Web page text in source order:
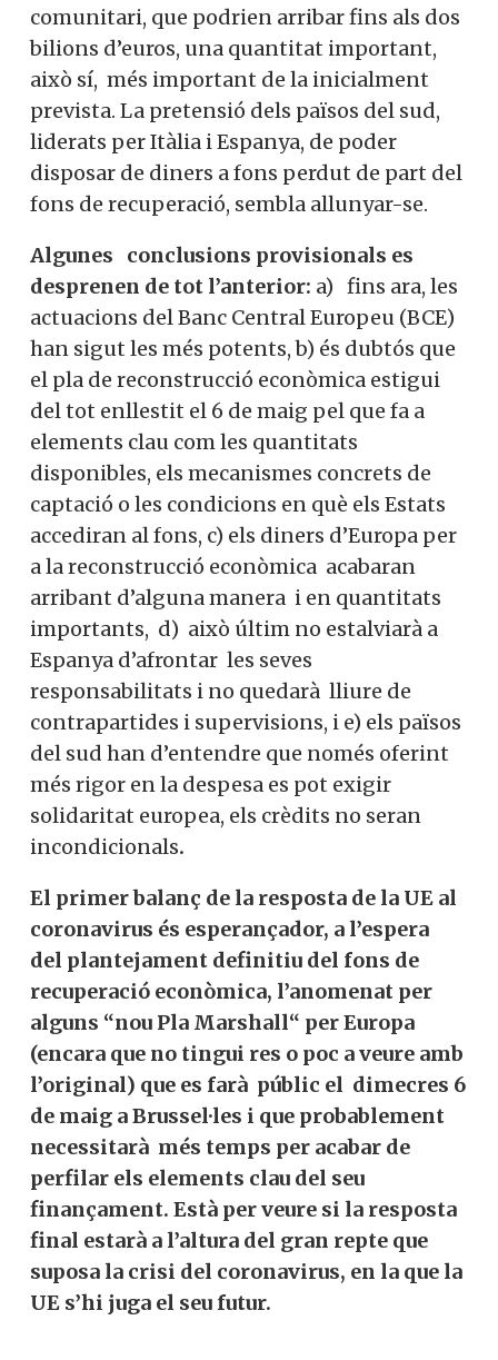
comunitari, que podrien arribar fins als dos
bilions d’euros, una quantitat important,
això sí, més important de la inicialment
prevista. La pretensió dels països del sud,
liderats per Itàlia i Espanya, de poder
disposar de diners a fons perdut de part del
fons de recuperació, sembla allunyar-se.
Algunes conclusions provisionals es
desprenen de tot l’anterior: a) fins ara, les
actuacions del Banc Central Europeu (BCE)
han sigut les més potents, b) és dubtós que
el pla de reconstrucció econòmica estigui
del tot enllestit el 6 de maig pel que fa a
elements clau com les quantitats
disponibles, els mecanismes concrets de
captació o les condicions en què els Estats
accediran al fons, c) els diners d’Europa per
a la reconstrucció econòmica acabaran
arribant d’alguna manera i en quantitats
importants, d) això últim no estalviarà a
Espanya d’afrontar les seves
responsabilitats i no quedarà lliure de
contrapartides i supervisions, i e) els països
del sud han d’entendre que només oferint
més rigor en la despesa es pot exigir
solidaritat europea, els crèdits no seran
incondicionals.
El primer balanç de la resposta de la UE al
coronavirus és esperançador, a l’espera
del plantejament definitiu del fons de
recuperació econòmica, l’anomenat per
alguns “nou Pla Marshall“ per Europa
(encara que no tingui res o poc a veure amb
l’original) que es farà públic el dimecres 6
de maig a Brussel·les i que probablement
necessitarà més temps per acabar de
perfilar els elements clau del seu
finançament. Està per veure si la resposta
final estarà a l’altura del gran repte que
suposa la crisi del coronavirus, en la que la
UE s’hi juga el seu futur.